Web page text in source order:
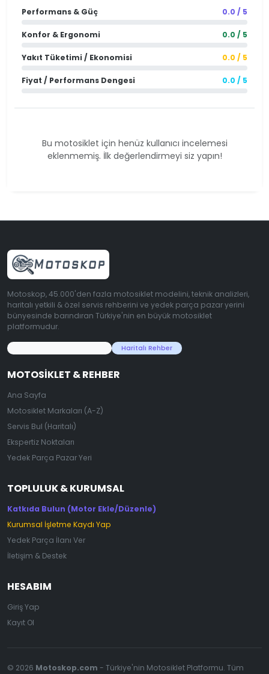
Performans & Güç 0.0 / 5
Konfor & Ergonomi 0.0 / 5
Yakıt Tüketimi / Ekonomisi 0.0 / 5
Fiyat / Performans Dengesi 0.0 / 5
Bu motosiklet için henüz kullanıcı incelemesi
eklenmemiş. İlk değerlendirmeyi siz yapın!
Motoskop, 45.000'den fazla motosiklet modelini, teknik analizleri,
haritalı yetkili & özel servis rehberini ve yedek parça pazar yerini
bünyesinde barındıran Türkiye'nin en büyük motosiklet
platformudur.
Haritalı Rehber
MOTOSIKLET & REHBER
Ana Sayfa
Motosiklet Markaları (A-Z)
Servis Bul (Haritalı)
Ekspertiz Noktaları
Yedek Parça Pazar Yeri
TOPLULUK & KURUMSAL
Katkıda Bulun (Motor Ekle/Düzenle)
Kurumsal İşletme Kaydı Yap
Yedek Parça İlanı Ver
İletişim & Destek
HESABIM
Giriş Yap
Kayıt Ol
© 2026 Motoskop.com - Türkiye'nin Motosiklet Platformu. Tüm